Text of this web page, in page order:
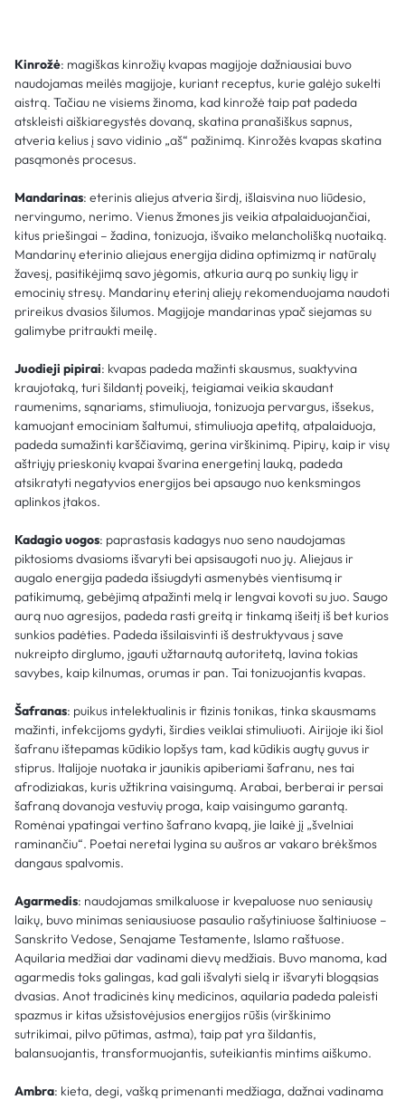
Kinrožė: magiškas kinrožių kvapas magijoje dažniausiai buvo
naudojamas meilės magijoje, kuriant receptus, kurie galėjo sukelti
aistrą. Tačiau ne visiems žinoma, kad kinrožė taip pat padeda
atskleisti aiškiaregystės dovaną, skatina pranašiškus sapnus,
atveria kelius į savo vidinio „aš“ pažinimą. Kinrožės kvapas skatina
pasąmonės procesus.
Mandarinas: eterinis aliejus atveria širdį, išlaisvina nuo liūdesio,
nervingumo, nerimo. Vienus žmones jis veikia atpalaiduojančiai,
kitus priešingai – žadina, tonizuoja, išvaiko melancholišką nuotaiką.
Mandarinų eterinio aliejaus energija didina optimizmą ir natūralų
žavesį, pasitikėjimą savo jėgomis, atkuria aurą po sunkių ligų ir
emocinių stresų. Mandarinų eterinį aliejų rekomenduojama naudoti
prireikus dvasios šilumos. Magijoje mandarinas ypač siejamas su
galimybe pritraukti meilę.
Juodieji pipirai: kvapas padeda mažinti skausmus, suaktyvina
kraujotaką, turi šildantį poveikį, teigiamai veikia skaudant
raumenims, sąnariams, stimuliuoja, tonizuoja pervargus, išsekus,
kamuojant emociniam šaltumui, stimuliuoja apetitą, atpalaiduoja,
padeda sumažinti karščiavimą, gerina virškinimą. Pipirų, kaip ir visų
aštriųjų prieskonių kvapai švarina energetinį lauką, padeda
atsikratyti negatyvios energijos bei apsaugo nuo kenksmingos
aplinkos įtakos.
Kadagio uogos: paprastasis kadagys nuo seno naudojamas
piktosioms dvasioms išvaryti bei apsisaugoti nuo jų. Aliejaus ir
augalo energija padeda išsiugdyti asmenybės vientisumą ir
patikimumą, gebėjimą atpažinti melą ir lengvai kovoti su juo. Saugo
aurą nuo agresijos, padeda rasti greitą ir tinkamą išeitį iš bet kurios
sunkios padėties. Padeda išsilaisvinti iš destruktyvaus į save
nukreipto dirglumo, įgauti užtarnautą autoritetą, lavina tokias
savybes, kaip kilnumas, orumas ir pan. Tai tonizuojantis kvapas.
Šafranas: puikus intelektualinis ir fizinis tonikas, tinka skausmams
mažinti, infekcijoms gydyti, širdies veiklai stimuliuoti. Airijoje iki šiol
šafranu ištepamas kūdikio lopšys tam, kad kūdikis augtų guvus ir
stiprus. Italijoje nuotaka ir jaunikis apiberiami šafranu, nes tai
afrodiziakas, kuris užtikrina vaisingumą. Arabai, berberai ir persai
šafraną dovanoja vestuvių proga, kaip vaisingumo garantą.
Romėnai ypatingai vertino šafrano kvapą, jie laikė jį „švelniai
raminančiu“. Poetai neretai lygina su aušros ar vakaro brėkšmos
dangaus spalvomis.
Agarmedis: naudojamas smilkaluose ir kvepaluose nuo seniausių
laikų, buvo minimas seniausiuose pasaulio rašytiniuose šaltiniuose –
Sanskrito Vedose, Senajame Testamente, Islamo raštuose.
Aquilaria medžiai dar vadinami dievų medžiais. Buvo manoma, kad
agarmedis toks galingas, kad gali išvalyti sielą ir išvaryti blogąsias
dvasias. Anot tradicinės kinų medicinos, aquilaria padeda paleisti
spazmus ir kitas užsistovėjusios energijos rūšis (virškinimo
sutrikimai, pilvo pūtimas, astma), taip pat yra šildantis,
balansuojantis, transformuojantis, suteikiantis mintims aiškumo.
Ambra: kieta, degi, vašką primenanti medžiaga, dažnai vadinama